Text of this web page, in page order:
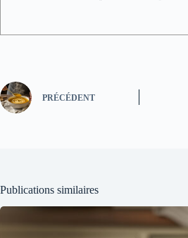
PRÉCÉDENT
Publications similaires